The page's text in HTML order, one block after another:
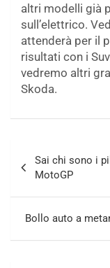
altri modelli già
sull’elettrico.
attenderà per il
risultati con i
vedremo altri
Skoda.
articoli
Sai chi sono i
MotoGP
Bollo auto a